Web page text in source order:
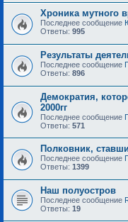
Хроника мутного
Последнее сообщение
Ответы: 995
Результаты
Последнее сообщение
Ответы: 896
Демократия,
2000гг
Последнее сообщение
Ответы: 571
Полковник,
Последнее сообщение
Ответы: 1399
Наш полуостров
Последнее сообщение
Ответы: 19